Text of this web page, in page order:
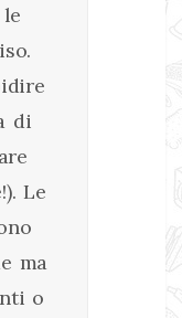
di
Le
ma
o